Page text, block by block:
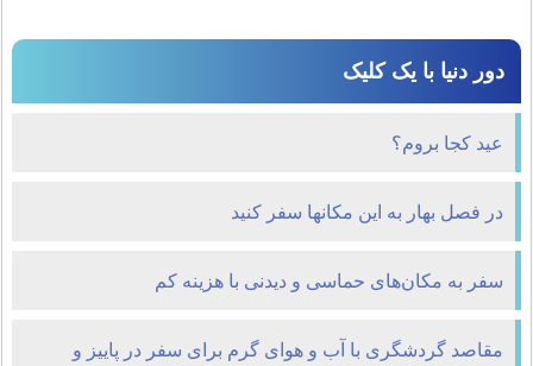
دور دنیا با یک کلیک
عید کجا بروم؟
در فصل بهار به این مکانها سفر کنید
سفر به مکان‌های حماسی و دیدنی با هزینه کم
مقاصد گردشگری با آب و هوای گرم برای سفر در پاییز و